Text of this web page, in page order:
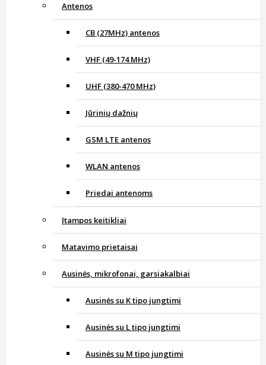
Antenos
CB (27MHz) antenos
VHF (49-174 MHz)
UHF (380-470 MHz)
Jūrinių dažnių
GSM LTE antenos
WLAN antenos
Priedai antenoms
Įtampos keitikliai
Matavimo prietaisai
Ausinės, mikrofonai, garsiakalbiai
Ausinės su K tipo jungtimi
Ausinės su L tipo jungtimi
Ausinės su M tipo jungtimi